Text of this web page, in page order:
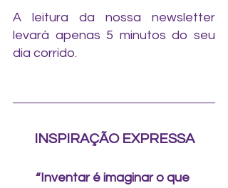
A leitura da nossa newsletter
levará apenas 5 minutos do seu
dia corrido.
INSPIRAÇÃO EXPRESSA
“Inventar é imaginar o que